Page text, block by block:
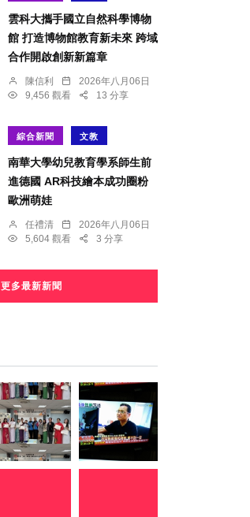
雲科大攜手國立自然科學博物
館 打造博物館教育新未來 跨域
合作開啟創新新篇章
陳信利
2026年八月06日
9,456 觀看
13 分享
綜合新聞 文教
南華大學幼兒教育學系師生前
進德國 AR科技繪本成功圈粉
歐洲萌娃
任禮清
2026年八月06日
5,604 觀看
3 分享
更多最新新聞